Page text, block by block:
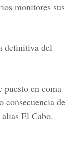
monitores sus
definitiva del
puesto en coma
consecuencia de
El Cabo.